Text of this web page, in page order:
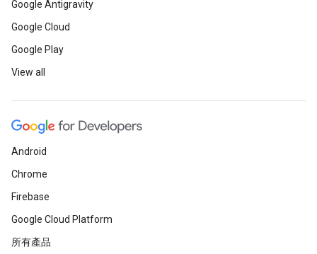
Google Antigravity
Google Cloud
Google Play
View all
Android
Chrome
Firebase
Google Cloud Platform
所有產品